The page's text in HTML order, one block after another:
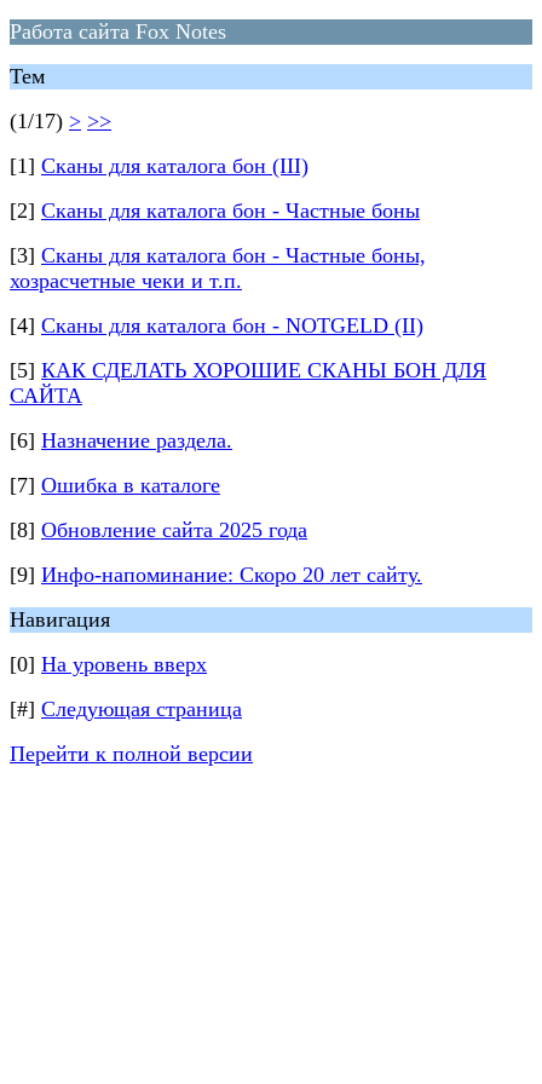
Работа сайта Fox Notes
Тем
(1/17) > >>
[1] Сканы для каталога бон (III)
[2] Сканы для каталога бон - Частные боны
[3] Сканы для каталога бон - Частные боны,
хозрасчетные чеки и т.п.
[4] Сканы для каталога бон - NOTGELD (II)
[5] КАК СДЕЛАТЬ ХОРОШИЕ СКАНЫ БОН ДЛЯ
САЙТА
[6] Назначение раздела.
[7] Ошибка в каталоге
[8] Обновление сайта 2025 года
[9] Инфо-напоминание: Скоро 20 лет сайту.
Навигация
[0] На уровень вверх
[#] Следующая страница
Перейти к полной версии